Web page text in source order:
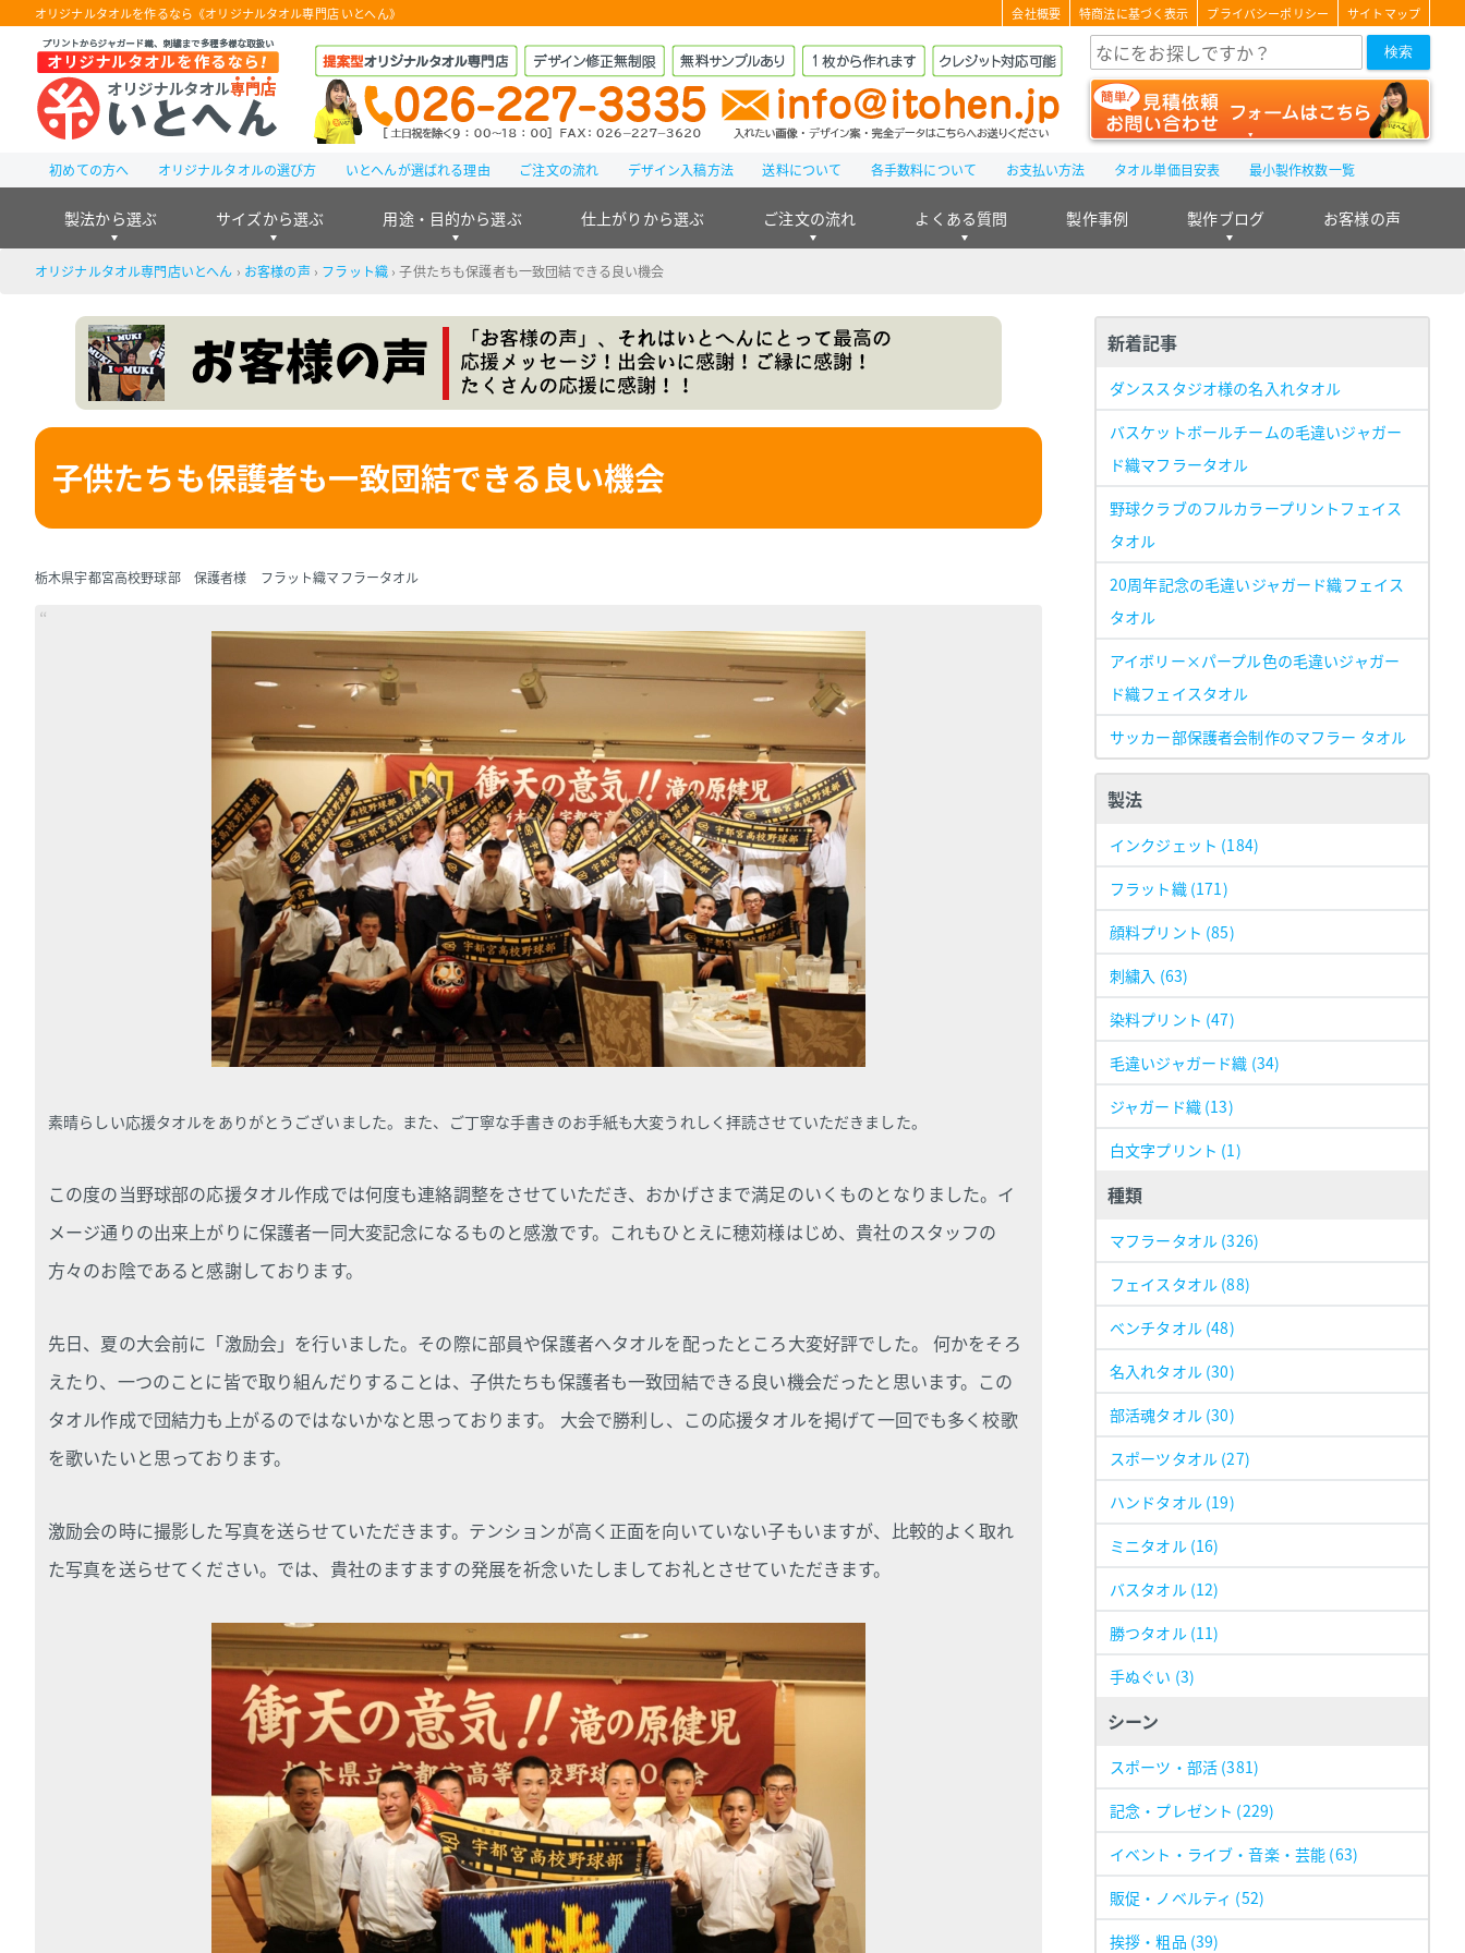
オリジナルタオルを作るなら《オリジナルタオル専門店 いとへん》 会社概要 特商法に基づく表示 プライバシーポリシー サイトマップ
検索
初めての方へ オリジナルタオルの選び方 いとへんが選ばれる理由 ご注文の流れ デザイン入稿方法 送料について 各手数料について お支払い方法 タオル単価目安表 最小製作枚数一覧
製法から選ぶ サイズから選ぶ 用途・目的から選ぶ 仕上がりから選ぶ ご注文の流れ よくある質問 製作事例 製作ブログ お客様の声
オリジナルタオル専門店いとへん › お客様の声 › フラット織 › 子供たちも保護者も一致団結できる良い機会
子供たちも保護者も一致団結できる良い機会
栃木県宇都宮高校野球部 保護者様 フラット織マフラータオル
素晴らしい応援タオルをありがとうございました。また、ご丁寧な手書きのお手紙も大変うれしく拝読させていただきました。
この度の当野球部の応援タオル作成では何度も連絡調整をさせていただき、おかげさまで満足のいくものとなりました。イ
メージ通りの出来上がりに保護者一同大変記念になるものと感激です。これもひとえに穂苅様はじめ、貴社のスタッフの
方々のお陰であると感謝しております。
先日、夏の大会前に「激励会」を行いました。その際に部員や保護者へタオルを配ったところ大変好評でした。 何かをそろ
えたり、一つのことに皆で取り組んだりすることは、子供たちも保護者も一致団結できる良い機会だったと思います。この
タオル作成で団結力も上がるのではないかなと思っております。 大会で勝利し、この応援タオルを掲げて一回でも多く校歌
を歌いたいと思っております。
激励会の時に撮影した写真を送らせていただきます。テンションが高く正面を向いていない子もいますが、比較的よく取れ
た写真を送らせてください。では、貴社のますますの発展を祈念いたしましてお礼とさせていただきます。
新着記事
ダンススタジオ様の名入れタオル
バスケットボールチームの毛違いジャガー
ド織マフラータオル
野球クラブのフルカラープリントフェイス
タオル
20周年記念の毛違いジャガード織フェイス
タオル
アイボリー×パープル色の毛違いジャガー
ド織フェイスタオル
サッカー部保護者会制作のマフラー タオル
製法
インクジェット (184)
フラット織 (171)
顔料プリント (85)
刺繍入 (63)
染料プリント (47)
毛違いジャガード織 (34)
ジャガード織 (13)
白文字プリント (1)
種類
マフラータオル (326)
フェイスタオル (88)
ベンチタオル (48)
名入れタオル (30)
部活魂タオル (30)
スポーツタオル (27)
ハンドタオル (19)
ミニタオル (16)
バスタオル (12)
勝つタオル (11)
手ぬぐい (3)
シーン
スポーツ・部活 (381)
記念・プレゼント (229)
イベント・ライブ・音楽・芸能 (63)
販促・ノベルティ (52)
挨拶・粗品 (39)